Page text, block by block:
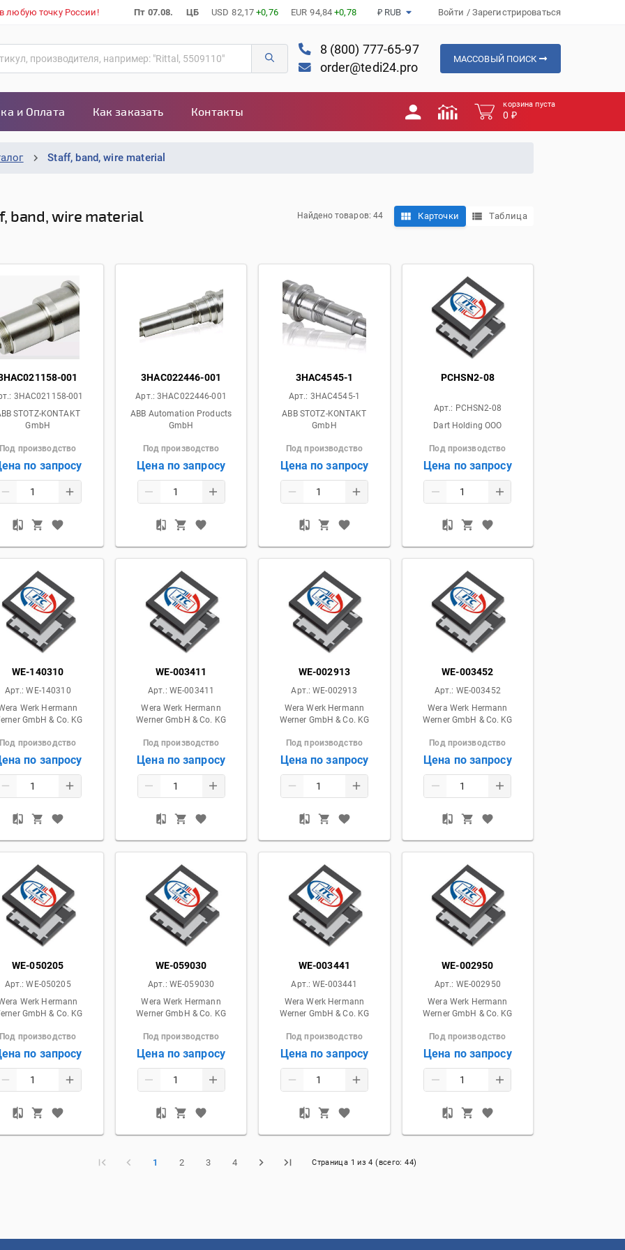
любую точку России! Пт 07.08. ЦБ USD 82,17 +0,76 EUR 94,84 +0,78 ₽ RUB Войти / Зарегистрироваться
8 (800) 777-65-97
order@tedi24.pro
МАССОВЫЙ ПОИСК
и Оплата Как заказать Контакты
корзина пуста
0 ₽
Staff, band, wire material
band, wire material Найдено товаров: 44 Карточки Таблица
001
3HAC021158-001
STOTZ-KONTAKT
GmbH
Под производство
по запросу
3HAC022446-001
Арт.:3HAC022446-001
ABB Automation Products
GmbH
Под производство
Цена по запросу
3HAC4545-1
Арт.: 3HAC4545-1
ABB STOTZ-KONTAKT
GmbH
Под производство
Цена по запросу
PCHSN2-08
Арт.: PCHSN2-08
Dart Holding OOO
Под производство
Цена по запросу
WE-140310
Арт.:WE-140310
Werk Hermann
GmbH & Co. KG
Под производство
по запросу
WE-003411
Арт.: WE-003411
Wera Werk Hermann
Werner GmbH & Co. KG
Под производство
Цена по запросу
WE-002913
Арт.:WE-002913
Wera Werk Hermann
Werner GmbH & Co. KG
Под производство
Цена по запросу
WE-003452
Арт.: WE-003452
Wera Werk Hermann
Werner GmbH & Co. KG
Под производство
Цена по запросу
WE-050205
Арт.:WE-050205
Werk Hermann
GmbH & Co. KG
Под производство
по запросу
WE-059030
Арт.: WE-059030
Wera Werk Hermann
Werner GmbH & Co. KG
Под производство
Цена по запросу
WE-003441
Арт.:WE-003441
Wera Werk Hermann
Werner GmbH & Co. KG
Под производство
Цена по запросу
WE-002950
Арт.: WE-002950
Wera Werk Hermann
Werner GmbH & Co. KG
Под производство
Цена по запросу
1 2 3 4 Страница 1 из4 (всего:44)